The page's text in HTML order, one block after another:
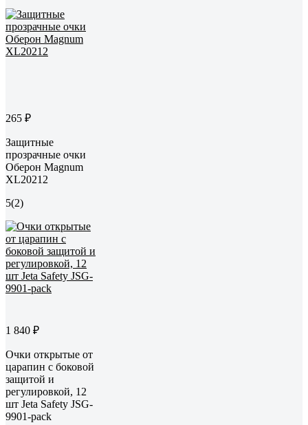
265 ₽
Защитные
прозрачные очки
Оберон Magnum
XL20212
5(2)
1 840 ₽
Очки открытые от
царапин с боковой
защитой и
регулировкой, 12
шт Jeta Safety JSG-
9901-pack